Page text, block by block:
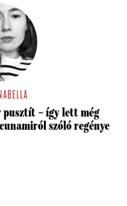
pusztít – így lett még
szóló regénye